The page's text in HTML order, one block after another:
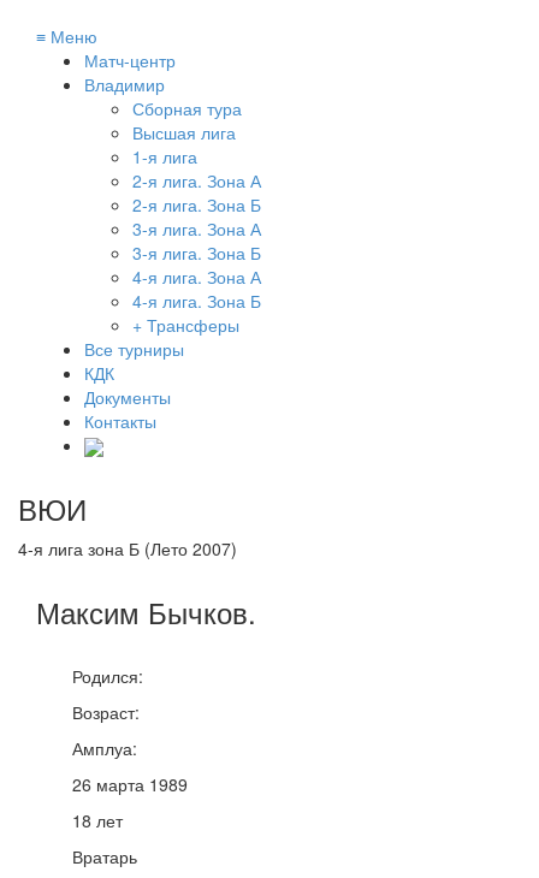
≡ Меню
Матч-центр
Владимир
Сборная тура
Высшая лига
1-я лига
2-я лига. Зона А
2-я лига. Зона Б
3-я лига. Зона А
3-я лига. Зона Б
4-я лига. Зона А
4-я лига. Зона Б
+ Трансферы
Все турниры
КДК
Документы
Контакты
ВЮИ
4-я лига зона Б (Лето 2007)
Максим Бычков.
Родился:
Возраст:
Амплуа:
26 марта 1989
18 лет
Вратарь